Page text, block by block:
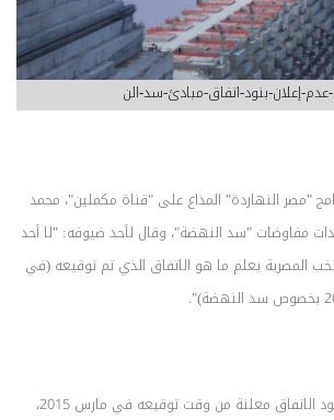
إعلان-بنود-اتفاق-مبادئ-سد-الن
"مصر النهاردة" المذاع على "قناة مكملين"، محمد
مفاوضات "سد النهضة"، وقال لأحد ضيوفه: "لا أحد
المصرية يعلم ما هو الاتفاق الذي تم توقيعه (في
– الكلام ده غير صحيح. بنود الاتفاق معلنة من وقت توقيعه في مارس 2015،